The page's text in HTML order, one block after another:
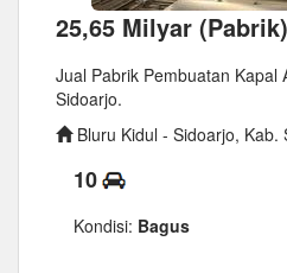
25,65 Milyar (Pabrik)
Jual Pabrik Pembuatan Kapal
Sidoarjo.
Bluru Kidul - Sidoarjo, Kab.
10
Kondisi: Bagus